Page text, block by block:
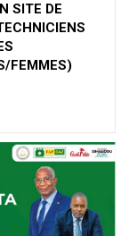
SITE DE
FEMMES)